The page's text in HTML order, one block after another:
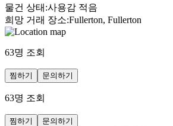
물건 상태 :사용감 적음
희망 거래 장소:Fullerton, Fullerton
63명 조회
찜하기 문의하기
63명 조회
찜하기 문의하기